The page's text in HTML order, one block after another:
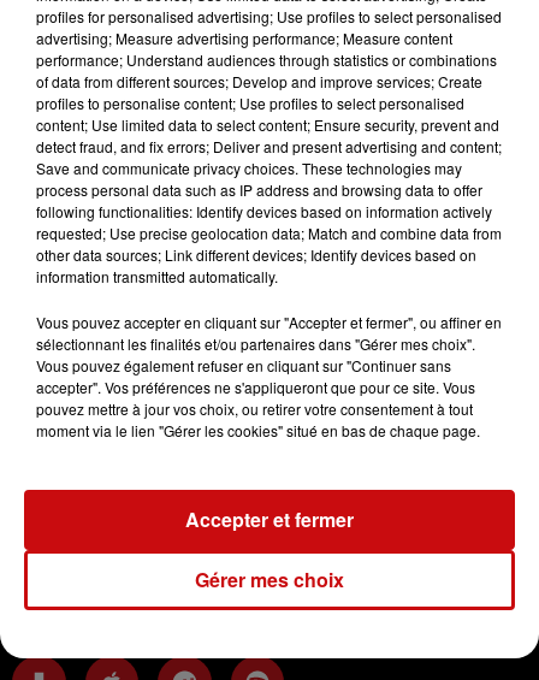
Argent Bourse
transmission
expert
finance
patrimoine
conseil
placement
épargne
Rentabilité
DKL - Philippe Koch
Avec Philippe Koch, expert en investissement sur
DKL
0:00 2 min 40 sec
26/06/2023 EPARGNANT OU INVESTISSEUR ?
QUEL EST VOTRE PROFIL ?
Avec Philippe Koch, expert en investissement sur DKL
profiles for personalised advertising; Use profiles to select personalised
advertising; Measure advertising performance; Measure content
performance; Understand audiences through statistics or combinations
of data from different sources; Develop and improve services; Create
profiles to personalise content; Use profiles to select personalised
content; Use limited data to select content; Ensure security, prevent and
detect fraud, and fix errors; Deliver and present advertising and content;
Save and communicate privacy choices. These technologies may
process personal data such as IP address and browsing data to offer
following functionalities: Identify devices based on information actively
requested; Use precise geolocation data; Match and combine data from
other data sources; Link different devices; Identify devices based on
information transmitted automatically.
Vous pouvez accepter en cliquant sur "Accepter et fermer", ou affiner en
sélectionnant les finalités et/ou partenaires dans "Gérer mes choix".
Vous pouvez également refuser en cliquant sur "Continuer sans
accepter". Vos préférences ne s'appliqueront que pour ce site. Vous
pouvez mettre à jour vos choix, ou retirer votre consentement à tout
moment via le lien "Gérer les cookies" situé en bas de chaque page.
Gérer mes choix
Accepter et fermer